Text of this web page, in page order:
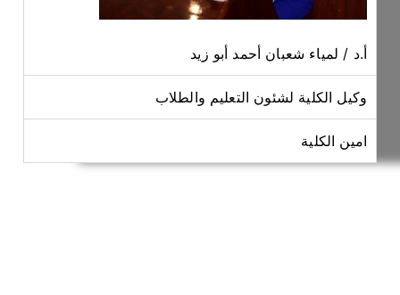
أ.د / لمياء شعبان أحمد أبو زيد
وكيل الكلية لشئون التعليم والطلاب
امين الكلية